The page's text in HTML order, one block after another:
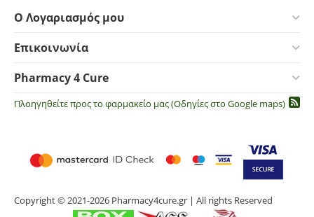
Ο Λογαριασμός μου
Επικοινωνία
Pharmacy 4 Cure
Πλοηγηθείτε προς το φαρμακείο μας (Οδηγίες στο Google maps)
Copyright © 2021-2026 Pharmacy4cure.gr | All rights Reserved